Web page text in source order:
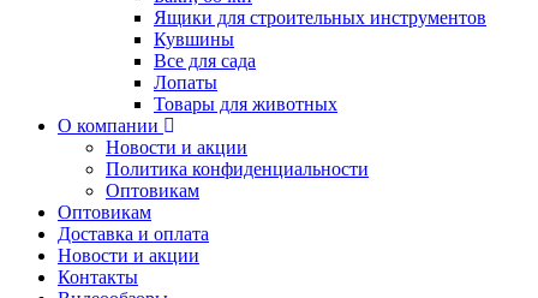
Ящики для строительных инструментов
Кувшины
Все для сада
Лопаты
Товары для животных
О компании
Новости и акции
Политика конфиденциальности
Оптовикам
Оптовикам
Доставка и оплата
Новости и акции
Контакты